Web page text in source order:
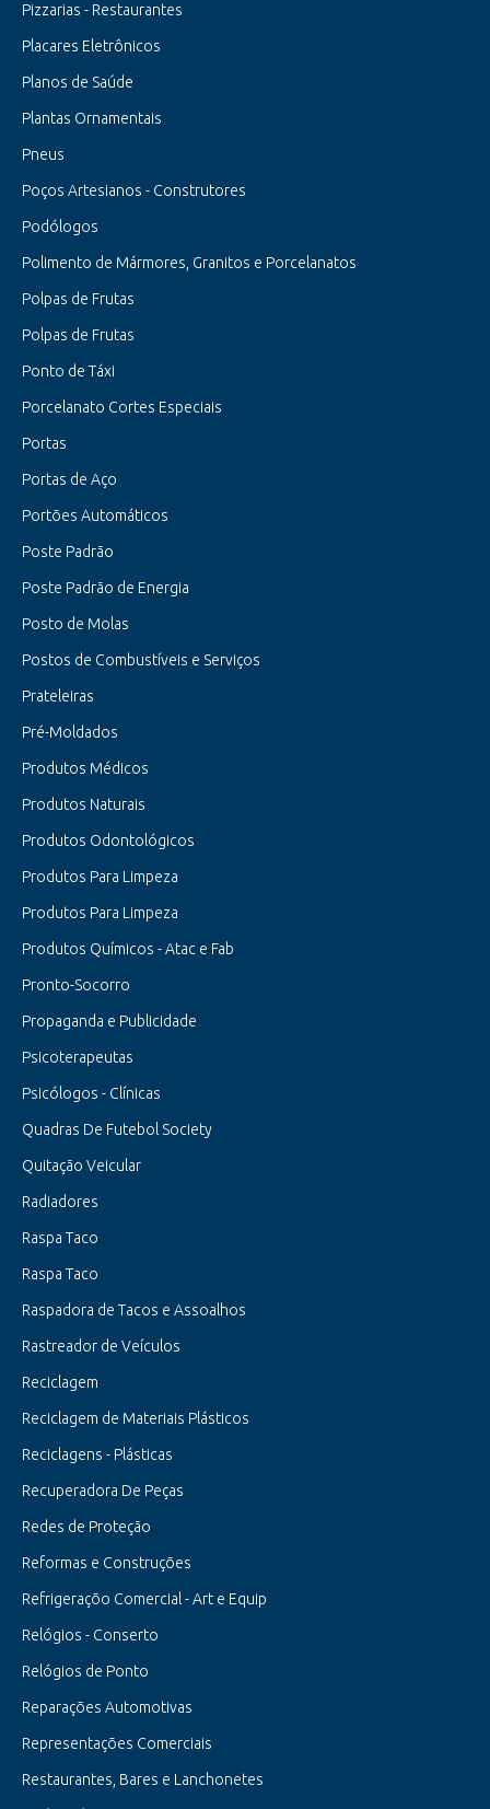
Pizzarias - Restaurantes
Placares Eletrônicos
Planos de Saúde
Plantas Ornamentais
Pneus
Poços Artesianos - Construtores
Podólogos
Polimento de Mármores, Granitos e Porcelanatos
Polpas de Frutas
Polpas de Frutas
Ponto de Táxi
Porcelanato Cortes Especiais
Portas
Portas de Aço
Portões Automáticos
Poste Padrão
Poste Padrão de Energia
Posto de Molas
Postos de Combustíveis e Serviços
Prateleiras
Pré-Moldados
Produtos Médicos
Produtos Naturais
Produtos Odontológicos
Produtos Para Limpeza
Produtos Para Limpeza
Produtos Químicos - Atac e Fab
Pronto-Socorro
Propaganda e Publicidade
Psicoterapeutas
Psicólogos - Clínicas
Quadras De Futebol Society
Quitação Veicular
Radiadores
Raspa Taco
Raspa Taco
Raspadora de Tacos e Assoalhos
Rastreador de Veículos
Reciclagem
Reciclagem de Materiais Plásticos
Reciclagens - Plásticas
Recuperadora De Peças
Redes de Proteção
Reformas e Construções
Refrigeraçõo Comercial - Art e Equip
Relógios - Conserto
Relógios de Ponto
Reparações Automotivas
Representações Comerciais
Restaurantes, Bares e Lanchonetes